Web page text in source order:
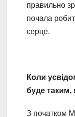
правильно
почала
серце.
Коли
буде таким,
З початком